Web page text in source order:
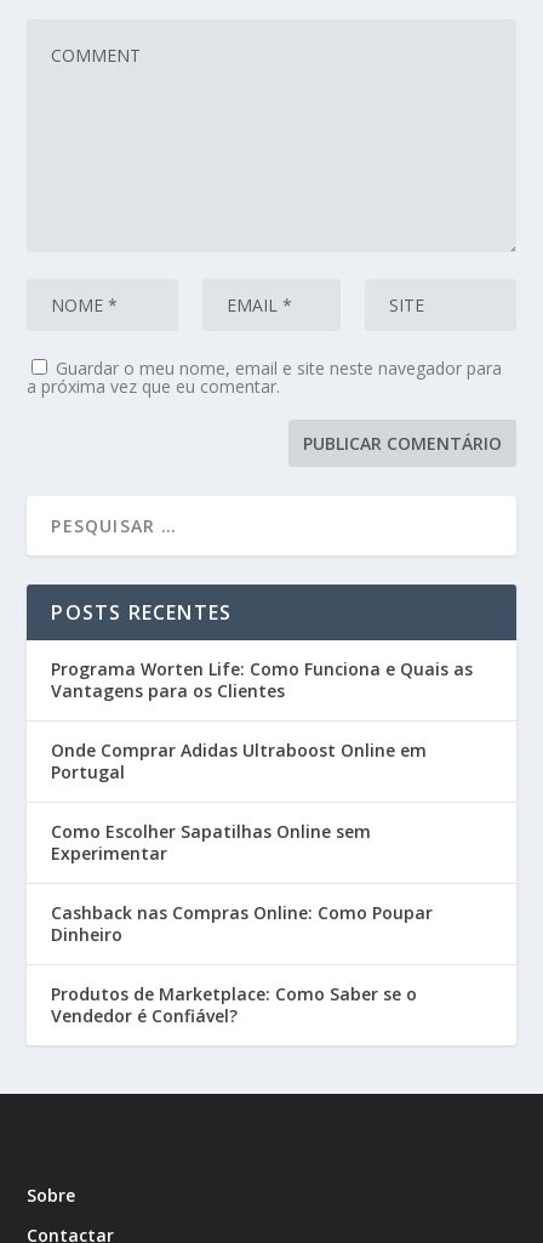
Guardar o meu nome, email e site neste navegador para
a próxima vez que eu comentar.
POSTS RECENTES
Programa Worten Life: Como Funciona e Quais as
Vantagens para os Clientes
Onde Comprar Adidas Ultraboost Online em
Portugal
Como Escolher Sapatilhas Online sem
Experimentar
Cashback nas Compras Online: Como Poupar
Dinheiro
Produtos de Marketplace: Como Saber se o
Vendedor é Confiável?
Sobre
Contactar